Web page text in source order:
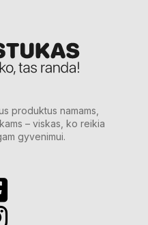
produktus namams,
– viskas, ko reikia
gyvenimui.